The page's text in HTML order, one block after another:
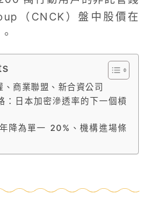
（CNCK）盤中股價在
商業聯盟、新合資公司
日本加密滲透率的下一個槓
降為單一 20%、機構進場條